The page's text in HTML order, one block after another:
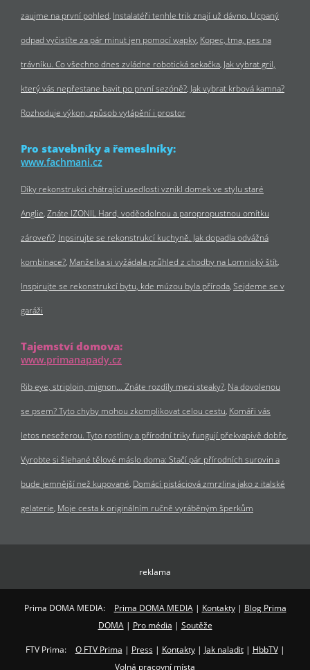
zaujme na první pohled Instalatéři tenhle trik znají už dávno. Ucpaný
odpad vyčistíte za pár minut jen pomocí wapky Kopec, tma, pes na
trávníku. Co všechno dnes zvládne robotická sekačka Jak vybrat gril,
který vás nepřestane bavit po první sezóně? Jak vybrat krbová kamna?
Rozhoduje výkon, způsob vytápění i prostor
Pro stavebníky a řemeslníky:
www.fachmani.cz
Díky rekonstrukci chátrající usedlosti vznikl domek ve stylu staré
Anglie Znáte IZONIL Hard, voděodolnou a paropropustnou omítku
zároveň? Inpsirujte se rekonstrukcí kuchyně. Jak dopadla odvážná
kombinace? Manželka si vyžádala průhled z chodby na Lomnický štít
Inspirujte se rekonstrukcí bytu, kde múzou byla příroda Sejdeme se v
garáži
Tajemství domova:
www.primanapady.cz
Rib eye, striploin, mignon… Znáte rozdíly mezi steaky? Na dovolenou
se psem? Tyto chyby mohou zkomplikovat celou cestu Komáři vás
letos nesežerou. Tyto rostliny a přírodní triky fungují překvapivě dobře
Vyrobte si šlehané tělové máslo doma: Stačí pár přírodních surovin a
bude jemnější než kupované Domácí pistáciová zmrzlina jako z italské
gelaterie Moje cesta k originálním ručně vyráběným šperkům
reklama
Prima DOMA MEDIA: Prima DOMA MEDIA| Kontakty| Blog Prima
DOMA| Pro média | Soutěže
FTV Prima: O FTV Prima | Press| Kontakty| Jak naladit| HbbTV|
Volná pracovní místa